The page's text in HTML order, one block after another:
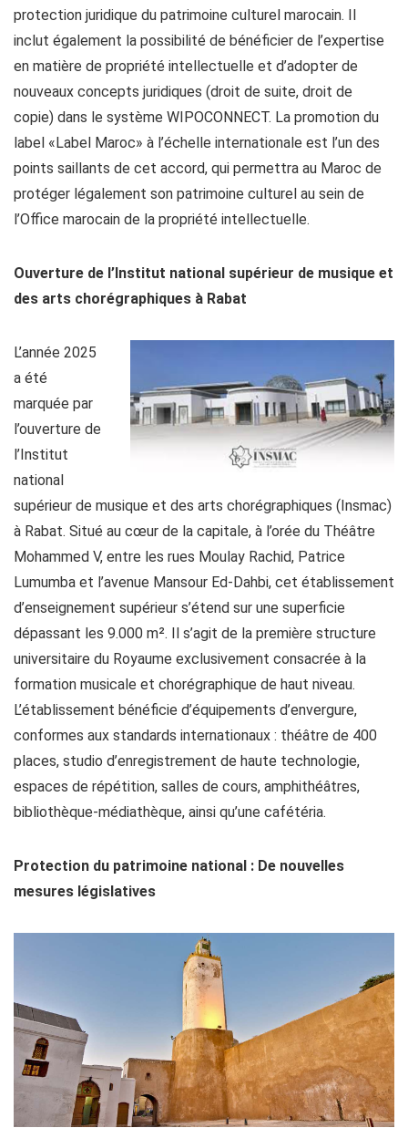
protection juridique du patrimoine culturel marocain. Il
inclut également la possibilité de bénéficier de l’expertise
en matière de propriété intellectuelle et d’adopter de
nouveaux concepts juridiques (droit de suite, droit de
copie) dans le système WIPOCONNECT. La promotion du
label «Label Maroc» à l’échelle internationale est l’un des
points saillants de cet accord, qui permettra au Maroc de
protéger légalement son patrimoine culturel au sein de
l’Office marocain de la propriété intellectuelle.
Ouverture de l’Institut national supérieur de musique et
des arts chorégraphiques à Rabat
L’année 2025
a été
marquée par
l’ouverture de
l’Institut
national
supérieur de musique et des arts chorégraphiques (Insmac)
à Rabat. Situé au cœur de la capitale, à l’orée du Théâtre
Mohammed V, entre les rues Moulay Rachid, Patrice
Lumumba et l’avenue Mansour Ed-Dahbi, cet établissement
d’enseignement supérieur s’étend sur une superficie
dépassant les 9.000 m². Il s’agit de la première structure
universitaire du Royaume exclusivement consacrée à la
formation musicale et chorégraphique de haut niveau.
L’établissement bénéficie d’équipements d’envergure,
conformes aux standards internationaux : théâtre de 400
places, studio d’enregistrement de haute technologie,
espaces de répétition, salles de cours, amphithéâtres,
bibliothèque-médiathèque, ainsi qu’une cafétéria.
Protection du patrimoine national : De nouvelles
mesures législatives